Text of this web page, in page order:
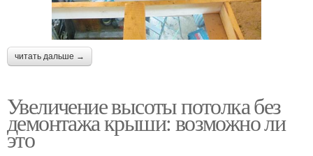
читать дальше →
Увеличение высоты потолка без
демонтажа крыши: возможно ли
это